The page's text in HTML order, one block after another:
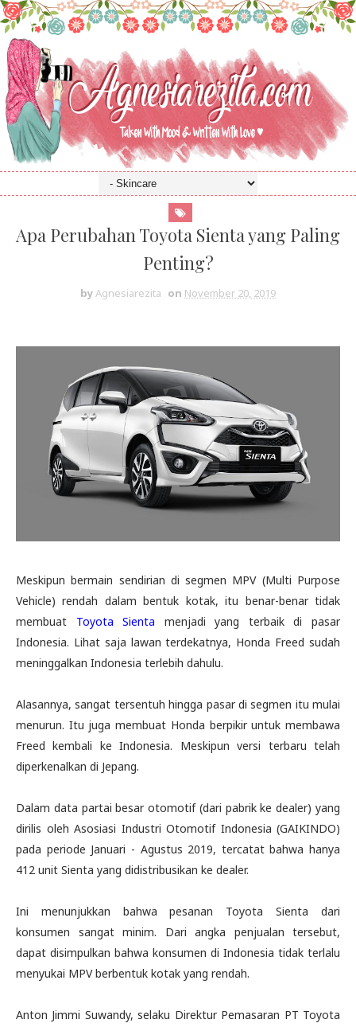
Apa Perubahan Toyota Sienta yang Paling
Penting?
byAgnesiarezita on November 20, 2019
Meskipun bermain sendirian di segmen MPV (Multi Purpose
Vehicle) rendah dalam bentuk kotak, itu benar-benar tidak
membuat Toyota Sienta menjadi yang terbaik di pasar
Indonesia. Lihat saja lawan terdekatnya, Honda Freed sudah
meninggalkan Indonesia terlebih dahulu.
Alasannya, sangat tersentuh hingga pasar di segmen itu mulai
menurun. Itu juga membuat Honda berpikir untuk membawa
Freed kembali ke Indonesia. Meskipun versi terbaru telah
diperkenalkan di Jepang.
Dalam data partai besar otomotif (dari pabrik ke dealer) yang
dirilis oleh Asosiasi Industri Otomotif Indonesia (GAIKINDO)
pada periode Januari - Agustus 2019, tercatat bahwa hanya
412 unit Sienta yang didistribusikan ke dealer.
Ini menunjukkan bahwa pesanan Toyota Sienta dari
konsumen sangat minim. Dari angka penjualan tersebut,
dapat disimpulkan bahwa konsumen di Indonesia tidak terlalu
menyukai MPV berbentuk kotak yang rendah.
Anton Jimmi Suwandy, selaku Direktur Pemasaran PT Toyota